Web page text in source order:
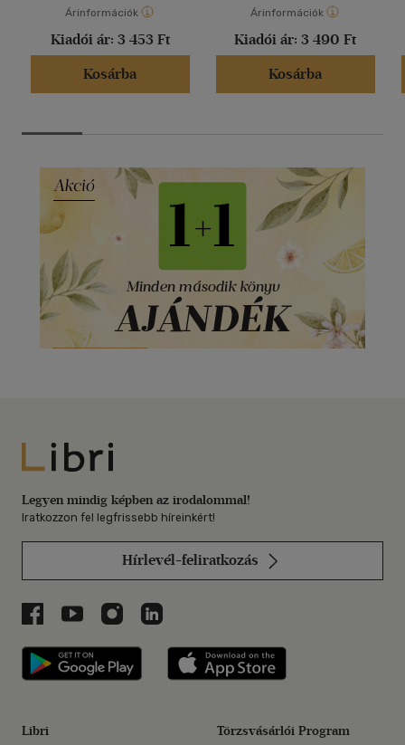
Árinformációk
Kiadói ár: 3 453 Ft
Kosárba
Árinformációk
Kiadói ár: 3 490 Ft
Kosárba
Libri
Legyen mindig képben az irodalommal!
Iratkozzon fel legfrissebb híreinkért!
Hírlevél-feliratkozás
Libri a Facebookon
Libri a Youtube-on
Libri az Instagramon
Libri a LinkedInen
Libri applikáció Szerezd meg: Google
Libri Törzsvásárlói Program